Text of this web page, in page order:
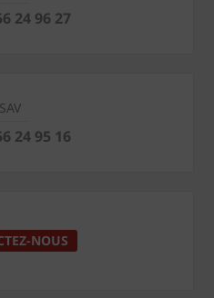
24 96 27
SAV
24 95 16
NOUS